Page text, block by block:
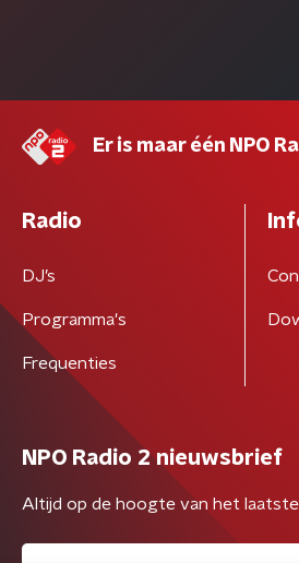
Er is maar één NPO
Radio
DJ’s
Programma's
Frequenties
NPO Radio 2 nieuwsbrief
Altijd op de hoogte van het laatste